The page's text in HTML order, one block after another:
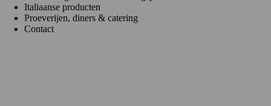
Italiaanse producten
Proeverijen, diners & catering
Contact